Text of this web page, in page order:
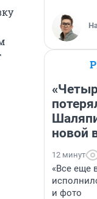
новой
12 минут
«Все еще
и фото